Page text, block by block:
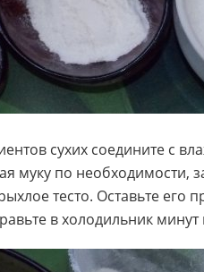
сухих соедините с
муку по необходимости,
тесто. Оставьте его
в холодильник минут